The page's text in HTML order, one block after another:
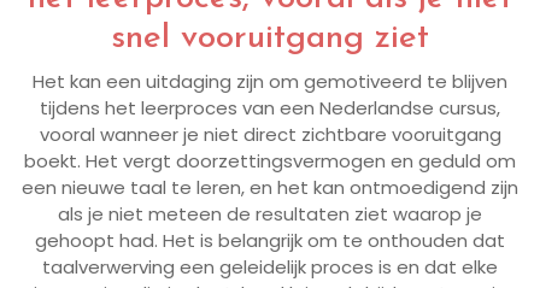
snel vooruitgang ziet
Het kan een uitdaging zijn om gemotiveerd te blijven
tijdens het leerproces van een Nederlandse cursus,
vooral wanneer je niet direct zichtbare vooruitgang
boekt. Het vergt doorzettingsvermogen en geduld om
een nieuwe taal te leren, en het kan ontmoedigend zijn
als je niet meteen de resultaten ziet waarop je
gehoopt had. Het is belangrijk om te onthouden dat
taalverwerving een geleidelijk proces is en dat elke